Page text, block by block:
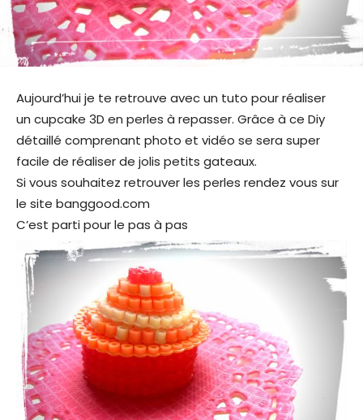
Aujourd’hui je te retrouve avec un tuto pour réaliser
un cupcake 3D en perles à repasser. Grâce à ce Diy
détaillé comprenant photo et vidéo se sera super
facile de réaliser de jolis petits gateaux.
Si vous souhaitez retrouver les perles rendez vous sur
le site banggood.com
C’est parti pour le pas à pas